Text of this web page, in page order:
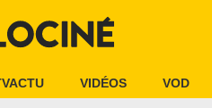
VIDÉOS VOD